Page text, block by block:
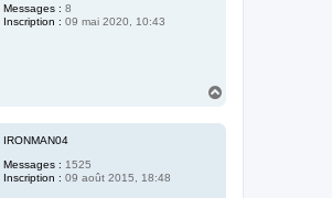
Messages : 8
Inscription : 09 mai 2020, 10:43
IRONMAN04
Messages : 1525
Inscription : 09 août 2015, 18:48